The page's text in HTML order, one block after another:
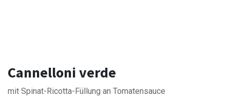
Cannelloni verde
mit Spinat-Ricotta-Füllung an Tomatensauce